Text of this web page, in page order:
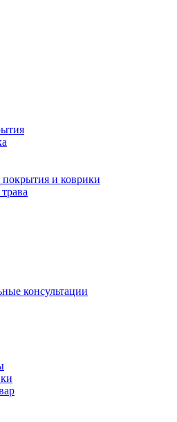
покрытия и коврики
консультации